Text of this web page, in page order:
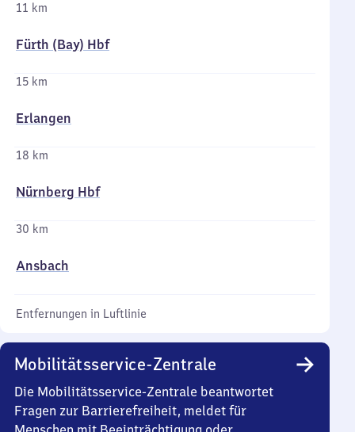
11 km
Fürth (Bay) Hbf
15 km
Erlangen
18 km
Nürnberg Hbf
30 km
Ansbach
Entfernungen in Luftlinie
Mobilitätsservice-Zentrale
Die Mobilitätsservice-Zentrale beantwortet
Fragen zur Barrierefreiheit, meldet für